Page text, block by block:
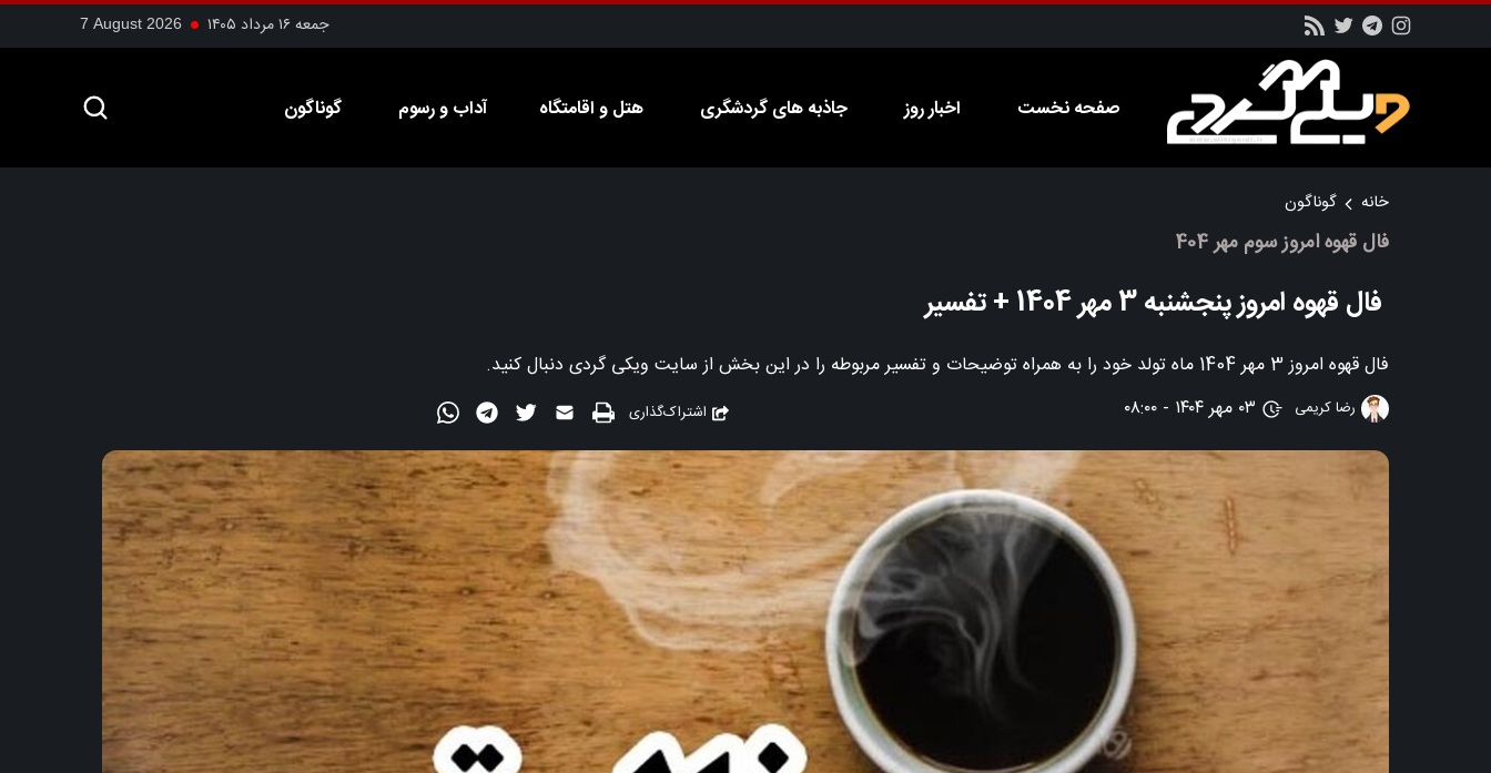
جمعه ۱۶ مرداد ۱۴۰۵ 7 August 2026
صفحه نخست اخبار روز جاذبه های گردشگری هتل و اقامتگاه آداب و رسوم گوناگون
خانه گوناگون
فال قهوه امروز سوم مهر 404
فال قهوه امروز پنجشنبه 3 مهر 1404 + تفسیر
فال قهوه امروز 3 مهر 1404 ماه تولد خود را به همراه توضیحات و تفسیر مربوطه را در این بخش از سایت ویکی گردی دنبال کنید.
اشتراک‌گذاری رضا کریمی ۰۳ مهر ۱۴۰۴ - ۰۸:۰۰